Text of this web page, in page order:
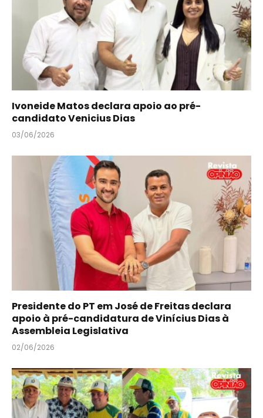
Ivoneide Matos declara apoio ao pré-
candidato Venicius Dias
03/06/2026
Presidente do PT em José de Freitas declara
apoio à pré-candidatura de Vinícius Dias à
Assembleia Legislativa
02/06/2026